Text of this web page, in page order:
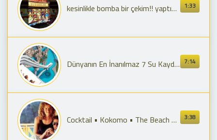
1:33
kesinlikle bomba bir çekim!! yaptığım en güzel çekim!!
7:14
Dünyanın En İnanılmaz 7 Su Kaydırağı - EN YENİ KAYDIRAKLAR!
3:38
Cocktail • Kokomo • The Beach Boys